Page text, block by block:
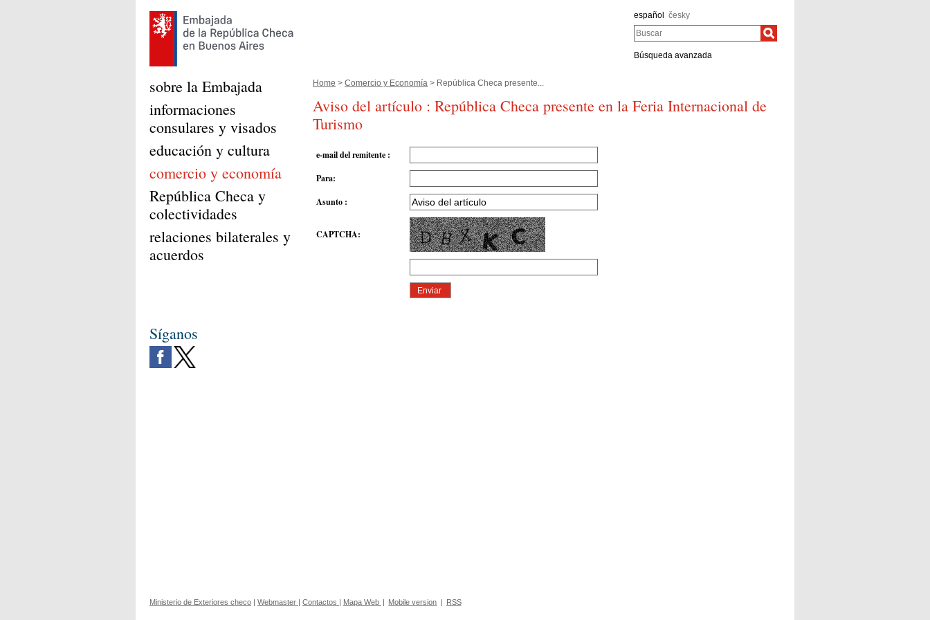
español česky
Buscar
Búsqueda avanzada
Home > Comercio y Economía > República Checa presente...
Aviso del artículo : República Checa presente en la Feria Internacional de
Turismo
e-mail del remitente :
Para:
Asunto :
CAPTCHA:
sobre la Embajada
informaciones
consulares y visados
educación y cultura
comercio y economía
República Checa y
colectividades
relaciones bilaterales y
acuerdos
Síganos
Ministerio de Exteriores checo | Webmaster | Contactos | Mapa Web | Mobile version | RSS